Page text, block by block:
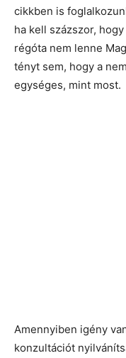
cikkben is
ha kell százszor,
régóta nem lenne
tényt sem, hogy a
egységes, mint most.
Amennyiben igény
konzultációt